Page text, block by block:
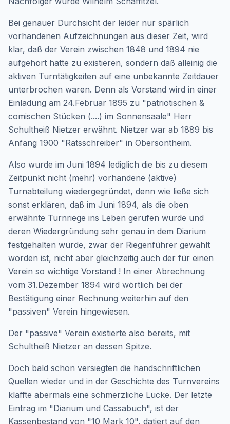
Bei genauer Durchsicht der leider nur spärlich
vorhandenen Aufzeichnungen aus dieser Zeit, wird
klar, daß der Verein zwischen 1848 und 1894 nie
aufgehört hatte zu existieren, sondern daß alleinig die
aktiven Turntätigkeiten auf eine unbekannte Zeitdauer
unterbrochen waren. Denn als Vorstand wird in einer
Einladung am 24.Februar 1895 zu "patriotischen &
comischen Stücken (....) im Sonnensaale" Herr
Schultheiß Nietzer erwähnt. Nietzer war ab 1889 bis
Anfang 1900 "Ratsschreiber" in Obersontheim.
Also wurde im Juni 1894 lediglich die bis zu diesem
Zeitpunkt nicht (mehr) vorhandene (aktive)
Turnabteilung wiedergegründet, denn wie ließe sich
sonst erklären, daß im Juni 1894, als die oben
erwähnte Turnriege ins Leben gerufen wurde und
deren Wiedergründung sehr genau in dem Diarium
festgehalten wurde, zwar der Riegenführer gewählt
worden ist, nicht aber gleichzeitig auch der für einen
Verein so wichtige Vorstand ! In einer Abrechnung
vom 31.Dezember 1894 wird wörtlich bei der
Bestätigung einer Rechnung weiterhin auf den
"passiven" Verein hingewiesen.
Der "passive" Verein existierte also bereits, mit
Schultheiß Nietzer an dessen Spitze.
Doch bald schon versiegten die handschriftlichen
Quellen wieder und in der Geschichte des Turnvereins
klaffte abermals eine schmerzliche Lücke. Der letzte
Eintrag im "Diarium und Cassabuch", ist der
Kassenbestand von "10 Mark 10", datiert auf den